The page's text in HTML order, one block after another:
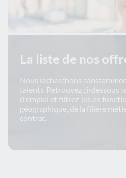
La liste de nos
Nous recherchons
talents. Retrouvez ci-dessous
d'emploi et filtrez-les en
géographique, de la filière
contrat.